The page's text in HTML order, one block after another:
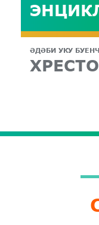
ӘДӘБИ УКУ